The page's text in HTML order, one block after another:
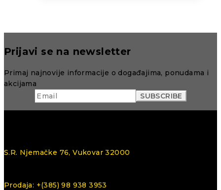
Prijavi se na newsletter
Primaj najnovije informacije o događajima, ponudama i
akcijama
S.R. Njemačke 76, Vukovar 32000
Prodaja: +(385) 98 938 3953